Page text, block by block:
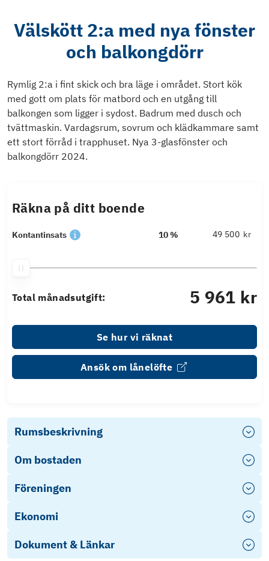
Välskött 2:a med nya fönster
och balkongdörr
Rymlig 2:a i fint skick och bra läge i området. Stort kök
med gott om plats för matbord och en utgång till
balkongen som ligger i sydost. Badrum med dusch och
tvättmaskin. Vardagsrum, sovrum och klädkammare samt
ett stort förråd i trapphuset. Nya 3-glasfönster och
balkongdörr 2024.
Räkna på ditt boende
Kontantinsats 10 % kr
Total månadsutgift: 5 961 kr
Se hur vi räknat
Ansök om lånelöfte
Rumsbeskrivning
Om bostaden
Föreningen
Ekonomi
Dokument & Länkar